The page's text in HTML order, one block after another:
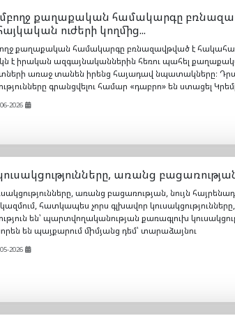
քաղաքական համակարգը
ուժերի կողմից...
քաղաքական համակարգը բռնազավթված է
է իրական ազգայնականներին հեռու պահել
առաջ տանեն իրենց հայադավ նպատակները։
գրանցվելու համար «դաբրո» են ստացել
2026
առանց
առանց բացառության, նույն
հատկապես չորս գլխավոր
են՝ պարտվողականության քառագլուխ
են պայքարում միմյանց դեմ՝ տարաձայնու
2026